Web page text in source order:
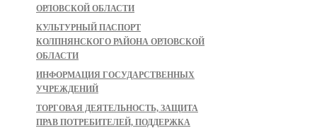
ОРЛОВСКОЙ ОБЛАСТИ
КУЛЬТУРНЫЙ ПАСПОРТ
КОЛПНЯНСКОГО РАЙОНА ОРЛОВСКОЙ
ОБЛАСТИ
ИНФОРМАЦИЯ ГОСУДАРСТВЕННЫХ
УЧРЕЖДЕНИЙ
ТОРГОВАЯ ДЕЯТЕЛЬНОСТЬ, ЗАЩИТА
ПРАВ ПОТРЕБИТЕЛЕЙ, ПОДДЕРЖКА